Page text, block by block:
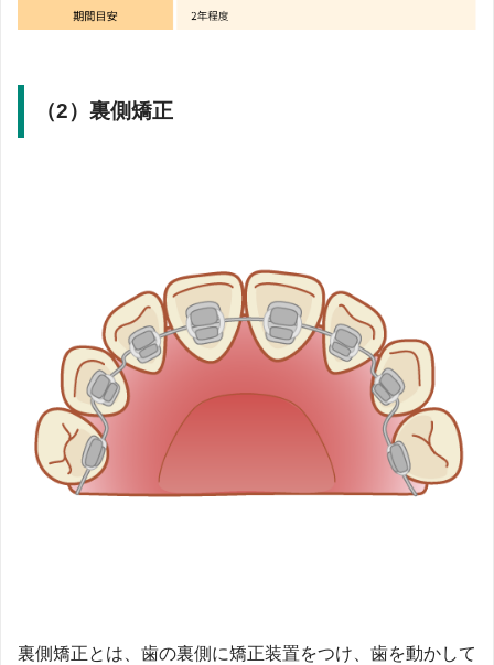
（2）裏側矯正
裏側矯正とは、歯の裏側に矯正装置をつけ、歯を動かして